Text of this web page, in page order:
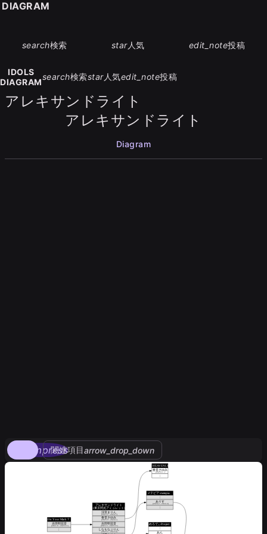
search検索 star人気 edit_note投稿
IDOLS
DIAGRAM
search検索star人気edit_note投稿
アレキサンドライト
アレキサンドライト
Diagram
compress
関連項目arrow_drop_down